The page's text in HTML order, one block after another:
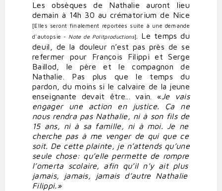
Les obsèques de Nathalie auront lieu
demain à 14h 30 au crématorium de Nice
[Elles seront finalement reportées suite à une demande
d'autopsie - Note de Politproductions]
Le temps du
deuil, de la douleur n’est pas près de se
refermer pour François Filippi et Serge
Baillod, le père et le compagnon de
Nathalie. Pas plus que le temps du
pardon, du moins si le calvaire de la jeune
enseignante devait être... vain. «Je
vais
engager
une action en justice. Ça ne
nousrendra pasNathalie, nià sonfilsde
15ans, ni à sa famille, nià moi. Je ne
cherche pas à me vengerde quique ce
soit. De cetteplainte, je n’attendsqu’une
seule chose: qu’elle permette de rompre
l’omerta scolaire, afinqu’il n’yaitplus
jamais, jamais, jamaisd’autre Nathalie
Filippi.»